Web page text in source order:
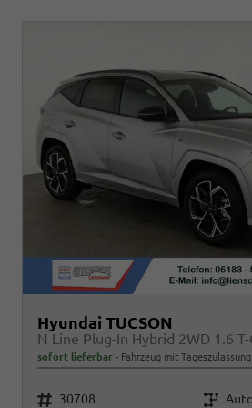
Hyundai TUCSON
sofort lieferbar Fahrzeug mit Tageszulassung
Fahrzeugnr. 30708 Getriebe